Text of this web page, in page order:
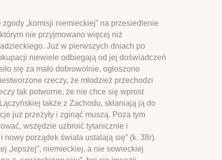
„komisji niemieckiej” na przesiedlenie
nie przyjmowano więcej niż
Już w pierwszych dniach po
niewiele odbiegają od jej doświadczeń
się za mało dobrowolnie, ogłoszono
rzeczy, że młodzież przechodzi
tak potworne, że nie chce się wprost
także z Zachodu, skłaniają ją do
już przeżyły i zginąć muszą. Poza tym
wszędzie uzbroić tytanicznie i
porządek świata ustalają się” (k. 38r).
„lepszej”, niemieckiej, a nie sowieckiej